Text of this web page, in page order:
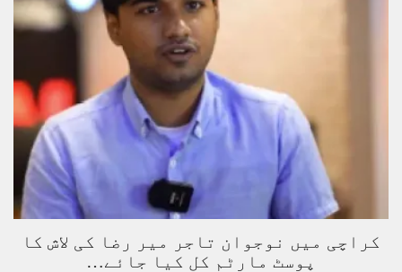
کراچی میں نوجوان تاجر میر رضا کی لاش کا
پوسٹ مارٹم کل کیا جائے…